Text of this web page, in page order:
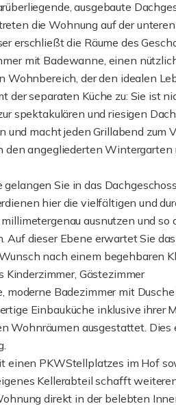
ausgebaute
die Wohnung auf der
erschließt die Räume des
mit Badewanne, einen
der den idealen
der separaten Küche zu: Sie ist
spektakulären und riesigen
macht jeden Grillabend zum
den angegliederten Wintergarten
Sie in das
hier die vielfältigen und
ausnutzen und so
Auf dieser Ebene erwartet Sie
nach einem begehbaren
Kinderzimmer, Gästezimmer
moderne Badezimmer mit
Einbauküche inklusive ihrer
Wohnräumen ausgestattet. Dies
einen PKWStellplatzes im Hof
Kellerabteil schafft
direkt in der belebten